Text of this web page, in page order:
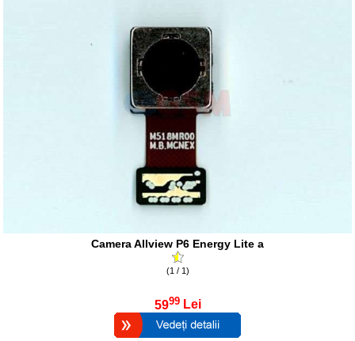
Camera Allview P6 Energy Lite a
(1 / 1)
5999 Lei